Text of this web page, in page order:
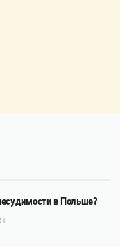
в Польше?